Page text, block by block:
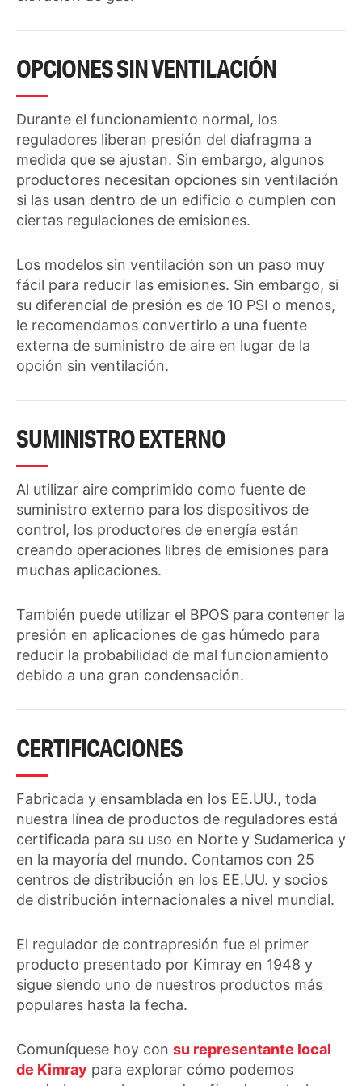
OPCIONES SIN VENTILACIÓN
Durante el funcionamiento normal, los
reguladores liberan presión del diafragma a
medida que se ajustan. Sin embargo, algunos
productores necesitan opciones sin ventilación
si las usan dentro de un edificio o cumplen con
ciertas regulaciones de emisiones.
Los modelos sin ventilación son un paso muy
fácil para reducir las emisiones. Sin embargo, si
su diferencial de presión es de 10 PSI o menos,
le recomendamos convertirlo a una fuente
externa de suministro de aire en lugar de la
opción sin ventilación.
SUMINISTRO EXTERNO
Al utilizar aire comprimido como fuente de
suministro externo para los dispositivos de
control, los productores de energía están
creando operaciones libres de emisiones para
muchas aplicaciones.
También puede utilizar el BPOS para contener la
presión en aplicaciones de gas húmedo para
reducir la probabilidad de mal funcionamiento
debido a una gran condensación.
CERTIFICACIONES
Fabricada y ensamblada en los EE.UU., toda
nuestra línea de productos de reguladores está
certificada para su uso en Norte y Sudamerica y
en la mayoría del mundo. Contamos con 25
centros de distribución en los EE.UU. y socios
de distribución internacionales a nivel mundial.
El regulador de contrapresión fue el primer
producto presentado por Kimray en 1948 y
sigue siendo uno de nuestros productos más
populares hasta la fecha.
Comuníquese hoy con su representante local
de Kimray para explorar cómo podemos